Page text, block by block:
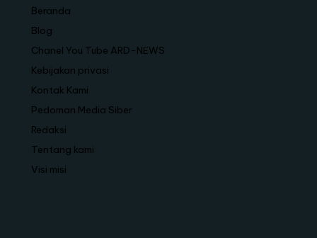
Beranda
Blog
Chanel You Tube ARD-NEWS
Kebijakan privasi
Kontak Kami
Pedoman Media Siber
Redaksi
Tentang kami
Visi misi